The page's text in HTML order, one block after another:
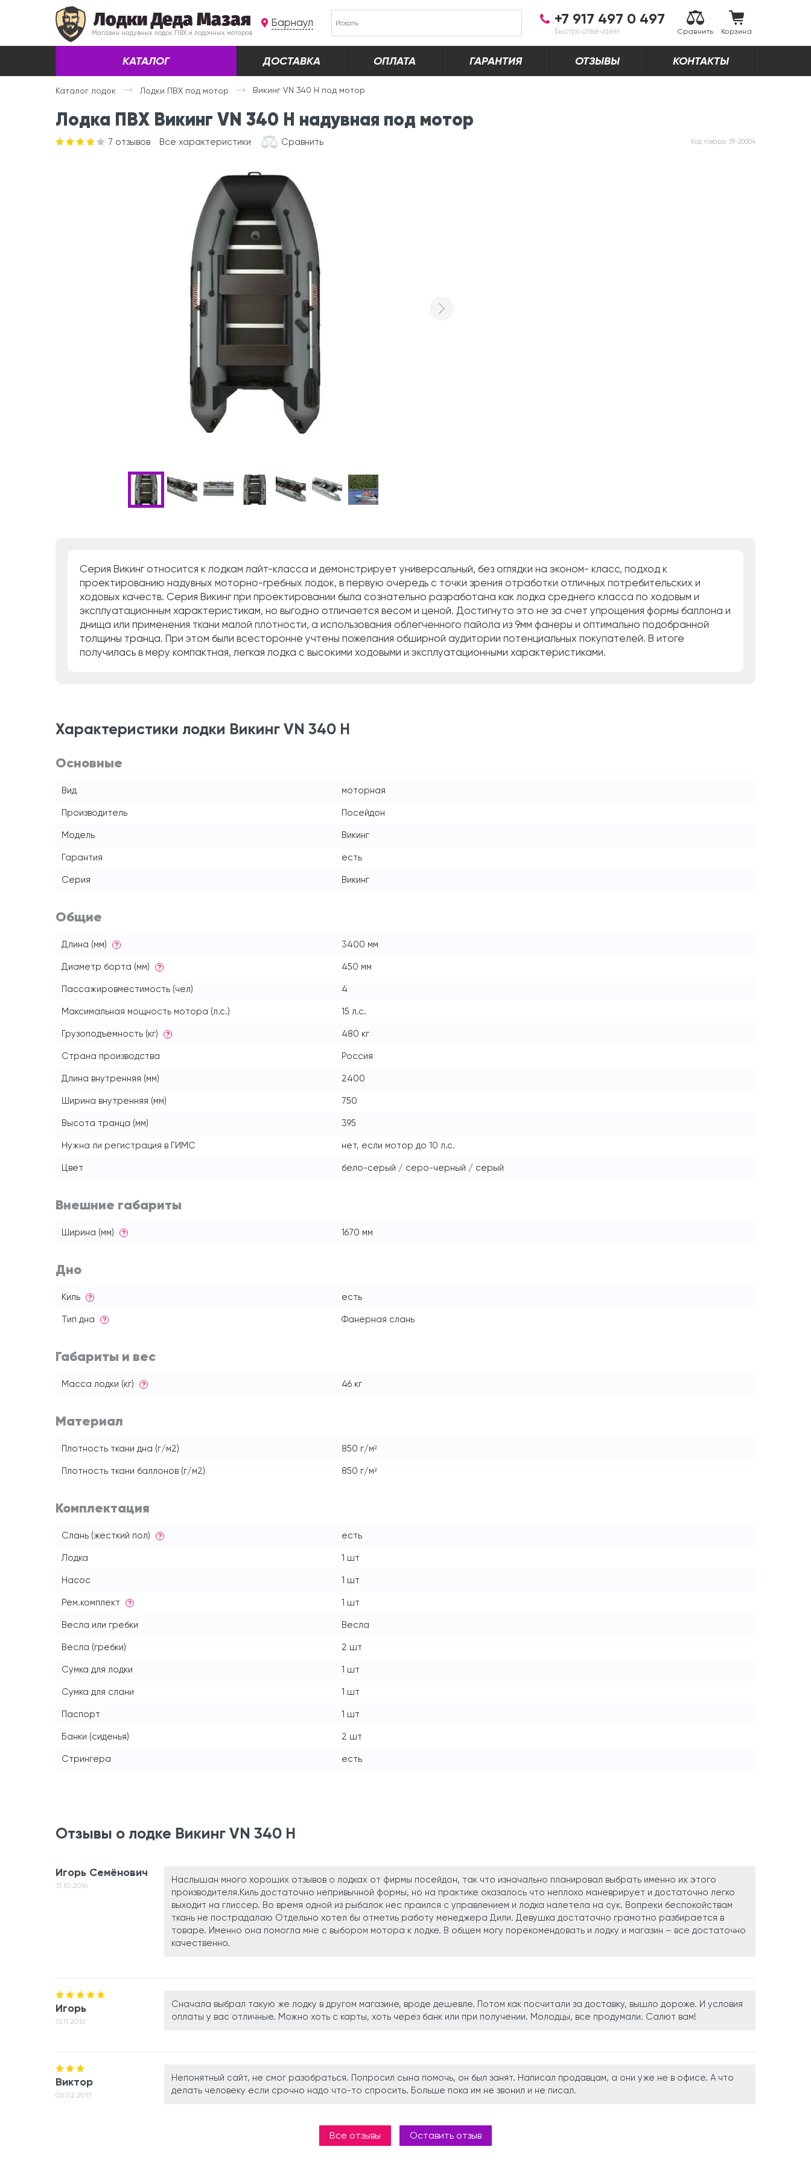
Лодки Деда Мазая
Магазин надувных лодок ПВХ и лодочных моторов
Барнаул +7 917 497 0 497
Быстро отвечаем Сравнить Корзина
КАТАЛОГ ДОСТАВКА ОПЛАТА ГАРАНТИЯ ОТЗЫВЫ КОНТАКТЫ
Каталог лодок Лодки ПВХ под мотор Викинг VN 340 H под мотор
Лодка ПВХ Викинг VN 340 H надувная под мотор
7 отзывов Все характеристики Сравнить Код товара: 39-20004
Серия Викинг относится к лодкам лайт-класса и демонстрирует универсальный, без оглядки на эконом- класс, подход к
проектированию надувных моторно-гребных лодок, в первую очередь с точки зрения отработки отличных потребительских и
ходовых качеств. Серия Викинг при проектировании была сознательно разработана как лодка среднего класса по ходовым и
эксплуатационным характеристикам, но выгодно отличается весом и ценой. Достигнуто это не за счет упрощения формы баллона и
днища или применения ткани малой плотности, а использования облегченного пайола из 9мм фанеры и оптимально подобранной
толщины транца. При этом были всесторонне учтены пожелания обширной аудитории потенциальных покупателей. В итоге
получилась в меру компактная, легкая лодка с высокими ходовыми и эксплуатационными характеристиками.
Характеристики лодки Викинг VN 340 H
Основные
Вид моторная
Производитель Посейдон
Модель Викинг
Гарантия есть
Серия Викинг
Общие
Длина (мм) ? 3400 мм
Диаметр борта (мм) ? 450 мм
Пассажировместимость (чел) 4
Максимальная мощность мотора (л.с.) 15 л.с.
Грузоподъемность (кг) ? 480 кг
Страна производства Россия
Длина внутренняя (мм) 2400
Ширина внутренняя (мм) 750
Высота транца (мм) 395
Нужна ли регистрация в ГИМС нет, если мотор до 10 л.с.
Цвет бело-серый / серо-черный / серый
Внешние габариты
Ширина (мм) ? 1670 мм
Дно
Киль ? есть
Тип дна ? Фанерная слань
Габариты и вес
Масса лодки (кг) ? 46 кг
Материал
Плотность ткани дна (г/м2) 850 г/м²
Плотность ткани баллонов (г/м2) 850 г/м²
Комплектация
Слань (жесткий пол) ? есть
Лодка 1 шт
Насос 1 шт
Рем.комплект ? 1 шт
Весла или гребки Весла
Весла (гребки) 2 шт
Сумка для лодки 1 шт
Сумка для слани 1 шт
Паспорт 1 шт
Банки (сиденья) 2 шт
Стрингера есть
Отзывы о лодке Викинг VN 340 H
Игорь Семёнович
31.10.2016
Наслышан много хороших отзывов о лодках от фирмы посейдон, так что изначально планировал выбрать именно их этого
производителя.Киль достаточно непривычной формы, но на практике оказалось что неплохо маневрирует и достаточно легко
выходит на глиссер. Во время одной из рыбалок нес праился с управлением и лодка налетела на сук. Вопреки беспокойствам
ткань не пострадалаю Отдельно хотел бы отметиь работу менеджера Дили. Девушка достаточно грамотно разбирается в
товаре. Именно она помогла мне с выбором мотора к лодке. В общем могу порекомендовать и лодку и магазин – все достаточно
качественно.
Игорь
13.11.2016
Сначала выбрал такую же лодку в другом магазине, вроде дешевле. Потом как посчитали за доставку, вышло дороже. И условия
оплаты у вас отличные. Можно хоть с карты, хоть через банк или при получении. Молодцы, все продумали. Салют вам!
Виктор
05.02.2017
Непонятный сайт, не смог разобраться. Попросил сына помочь, он был занят. Написал продавцам, а они уже не в офисе. А что
делать человеку если срочно надо что-то спросить. Больше пока им не звонил и не писал.
Все отзывы Оставить отзыв